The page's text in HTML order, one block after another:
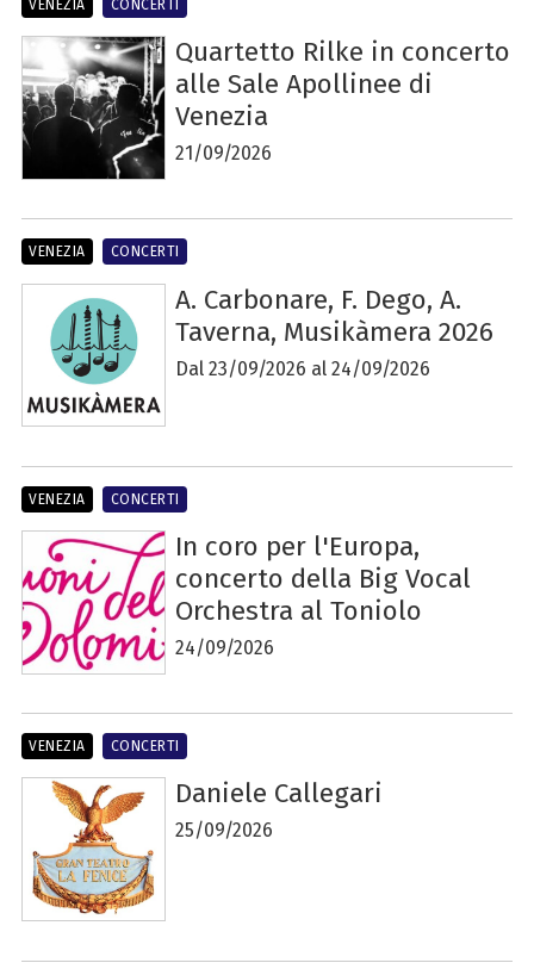
Quartetto Rilke in concerto
alle Sale Apollinee di
Venezia
21/09/2026
VENEZIA CONCERTI
A. Carbonare, F. Dego, A.
Taverna, Musikàmera 2026
Dal 23/09/2026 al 24/09/2026
VENEZIA CONCERTI
In coro per l'Europa,
concerto della Big Vocal
Orchestra al Toniolo
24/09/2026
VENEZIA CONCERTI
Daniele Callegari
25/09/2026
VENEZIA CONCERTI